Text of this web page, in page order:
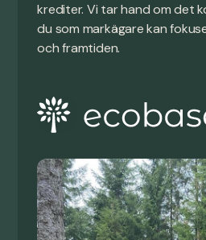
krediter. Vi tar hand om det
du som markägare kan
och framtiden.